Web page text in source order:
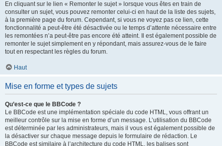
En cliquant sur le lien « Remonter le sujet » lorsque vous êtes en train de
consulter un sujet, vous pouvez remonter celui-ci en haut de la liste des sujets,
à la première page du forum. Cependant, si vous ne voyez pas ce lien, cette
fonctionnalité a peut-être été désactivée ou le temps d’attente nécessaire entre
les remontées n’a peut-être pas encore été atteint. Il est également possible de
remonter le sujet simplement en y répondant, mais assurez-vous de le faire
tout en respectant les règles du forum.
Haut
Mise en forme et types de sujets
Qu’est-ce que le BBCode ?
Le BBCode est une implémentation spéciale du code HTML, vous offrant un
meilleur contrôle sur la mise en forme d’un message. L’utilisation du BBCode
est déterminée par les administrateurs, mais il vous est également possible de
la désactiver sur chaque message depuis le formulaire de rédaction. Le
BBCode est similaire à l’architecture du code HTML, les balises sont